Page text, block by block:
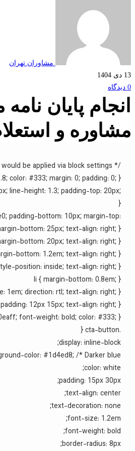
مشاوران تهران
13 دی 1404
0 دیدگاه
انجام پایان
مشاوره و
/* Basic styling for demonstration purposes. In a real block editor, these would be applied via block settings. */
color: #333; margin: 0; padding: 0; }
line-height: 1.3; padding-top: 20px;
}
padding-bottom: 10px; margin-top:
bottom: 25px; text-align: right; }
bottom: 20px; text-align: right; }
bottom: 1.2em; text-align: right; }
position: inside; text-align: right; }
li { margin-bottom: 0.8em; }
1em; direction: rtl; text-align: right; }
12px 15px; text-align: right; }
font-weight: bold; color: #333; }
.cta-button {
display: inline-block;
color: #1d4ed8; /* Darker blue */
color: white;
padding: 15px 30px;
text-align: center;
text-decoration: none;
font-size: 1.2em;
font-weight: bold;
border-radius: 8px;